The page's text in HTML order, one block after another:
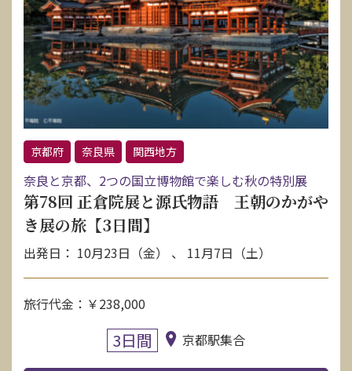
京都府 奈良県 関西地方
奈良と京都、2つの国立博物館で楽しむ秋の特別展
第78回 正倉院展と源氏物語 王朝のかがや
き展の旅【3日間】
出発日： 10月23日（金） 、 11月7日（土）
旅行代金：￥238,000
3日間 京都駅集合